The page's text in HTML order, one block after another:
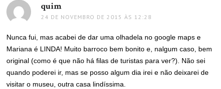
quim
24 DE NOVEMBRO DE 2015 ÀS 12:28
Nunca fui, mas acabei de dar uma olhadela no google maps e
Mariana é LINDA! Muito barroco bem bonito e, nalgum caso, bem
original (como é que não há filas de turistas para ver?). Não sei
quando poderei ir, mas se posso algum dia irei e não deixarei de
visitar o museu, outra casa lindíssima.